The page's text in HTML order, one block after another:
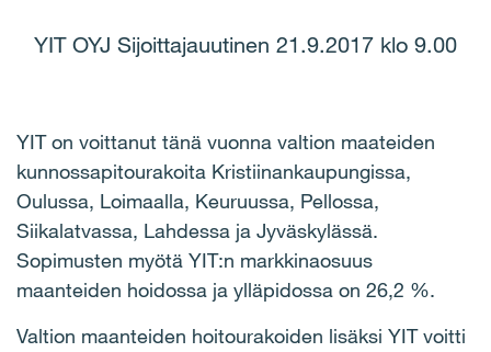
YIT OYJ Sijoittajauutinen 21.9.2017 klo 9.00
YIT on voittanut tänä vuonna valtion maateiden
kunnossapitourakoita Kristiinankaupungissa,
Oulussa, Loimaalla, Keuruussa, Pellossa,
Siikalatvassa, Lahdessa ja Jyväskylässä.
Sopimusten myötä YIT:n markkinaosuus
maanteiden hoidossa ja ylläpidossa on 26,2 %.
Valtion maanteiden hoitourakoiden lisäksi YIT voitti